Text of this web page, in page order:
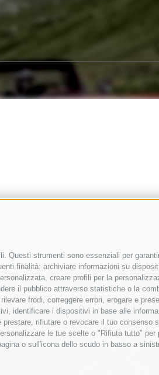
Questi strumenti sono essenziali per
finalità: archiviare informazioni su
creare profili per la
il pubblico attraverso statistiche o la
frodi, correggere errori, erogare e
identificare i dispositivi in base alle
rifiutare o revocare il tuo
le tue scelte o "Rifiuta tutto"
o sull'icona dello scudo in basso a
PLATZ 1/D